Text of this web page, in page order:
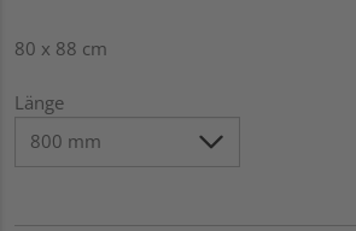
80 x 88 cm
Länge